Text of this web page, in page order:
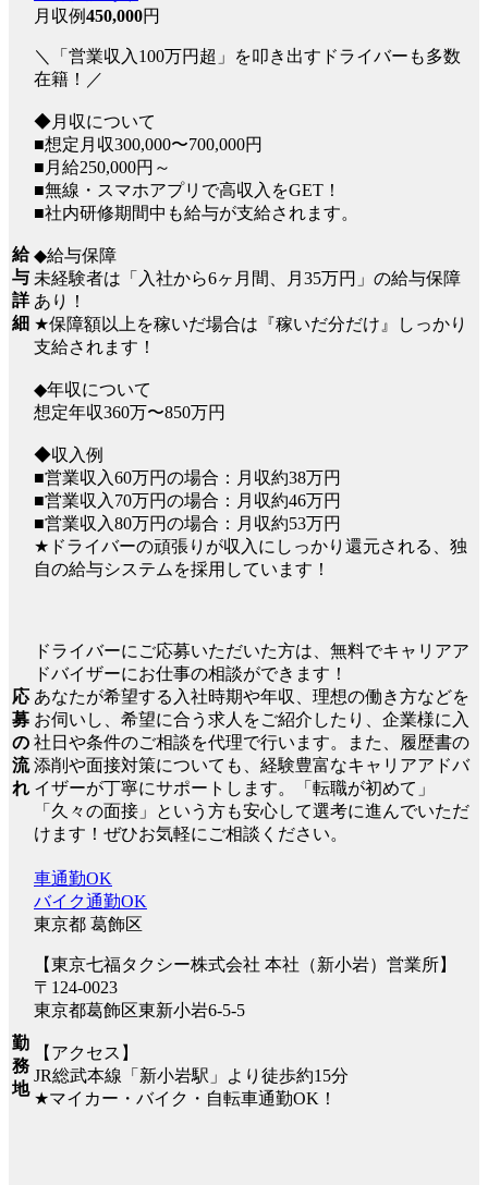
給
与
詳
細
月収例450,000円
＼「営業収入100万円超」を叩き出すドライバーも多数
在籍！／
◆月収について
■想定月収300,000〜700,000円
■月給250,000円～
■無線・スマホアプリで高収入をGET！
■社内研修期間中も給与が支給されます。
◆給与保障
未経験者は「入社から6ヶ月間、月35万円」の給与保障
あり！
★保障額以上を稼いだ場合は『稼いだ分だけ』しっかり
支給されます！
◆年収について
想定年収360万〜850万円
◆収入例
■営業収入60万円の場合：月収約38万円
■営業収入70万円の場合：月収約46万円
■営業収入80万円の場合：月収約53万円
★ドライバーの頑張りが収入にしっかり還元される、独
自の給与システムを採用しています！
応
募
の
流
れ
ドライバーにご応募いただいた方は、無料でキャリアア
ドバイザーにお仕事の相談ができます！
あなたが希望する入社時期や年収、理想の働き方などを
お伺いし、希望に合う求人をご紹介したり、企業様に入
社日や条件のご相談を代理で行います。また、履歴書の
添削や面接対策についても、経験豊富なキャリアアドバ
イザーが丁寧にサポートします。「転職が初めて」
「久々の面接」という方も安心して選考に進んでいただ
けます！ぜひお気軽にご相談ください。
勤
務
地
車通勤OK
バイク通勤OK
東京都 葛飾区
【東京七福タクシー株式会社 本社（新小岩）営業所】
〒124-0023
東京都葛飾区東新小岩6-5-5
【アクセス】
JR総武本線「新小岩駅」より徒歩約15分
★マイカー・バイク・自転車通勤OK！